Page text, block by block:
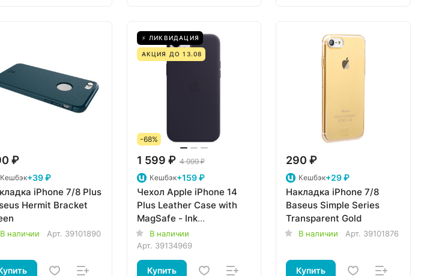
₽
Кешбэк+39 ₽
iPhone 7/8 Plus
Hermit Bracket
В наличии Арт. 39101890
⚡ ЛИКВИДАЦИЯ
АКЦИЯ ДО 13.08
-68%
1 599 ₽ 4 999 ₽
Кешбэк+159 ₽
Чехол Apple iPhone 14
Plus Leather Case with
MagSafe - Ink
MPPC3ZM/A
В наличии
Арт. 39134969
Купить
290 ₽
Кешбэк+29 ₽
Накладка iPhone 7/8
Baseus Simple Series
Transparent Gold
В наличии Арт. 39101876
Купить